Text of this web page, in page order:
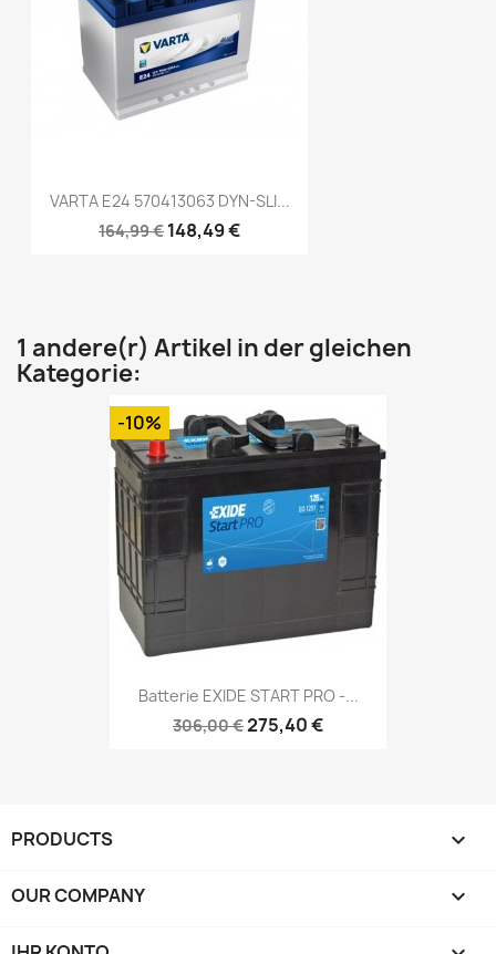
VARTA E24 570413063 DYN-SLI...
164,99 € 148,49 €
1 andere(r) Artikel in der gleichen
Kategorie:
Batterie EXIDE START PRO -...
306,00 €275,40 €
-10%
PRODUCTS 
OUR COMPANY 